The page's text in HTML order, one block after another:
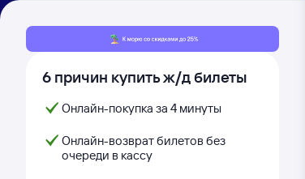
6 причин купить ж/д билеты
Онлайн-покупка за 4 минуты
Онлайн-возврат билетов без
очереди в кассу